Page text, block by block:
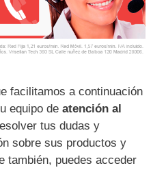
facilitamos a continuación
equipo de atención al
tus dudas y
sobre sus productos y
también, puedes acceder